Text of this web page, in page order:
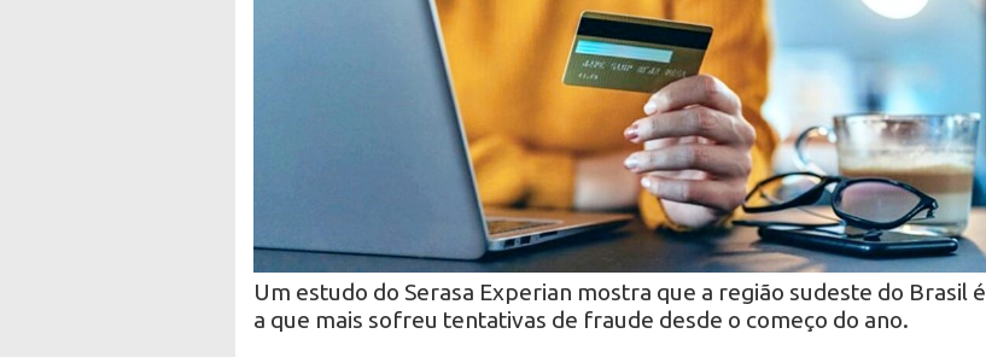
Um estudo do Serasa Experian mostra que a região sudeste do Brasil é
a que mais sofreu tentativas de fraude desde o começo do ano.